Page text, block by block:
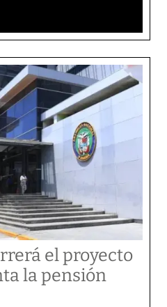
el proyecto
la pensión